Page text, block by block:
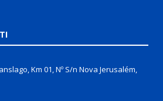
Km 01, Nº S/n Nova Jerusalém,